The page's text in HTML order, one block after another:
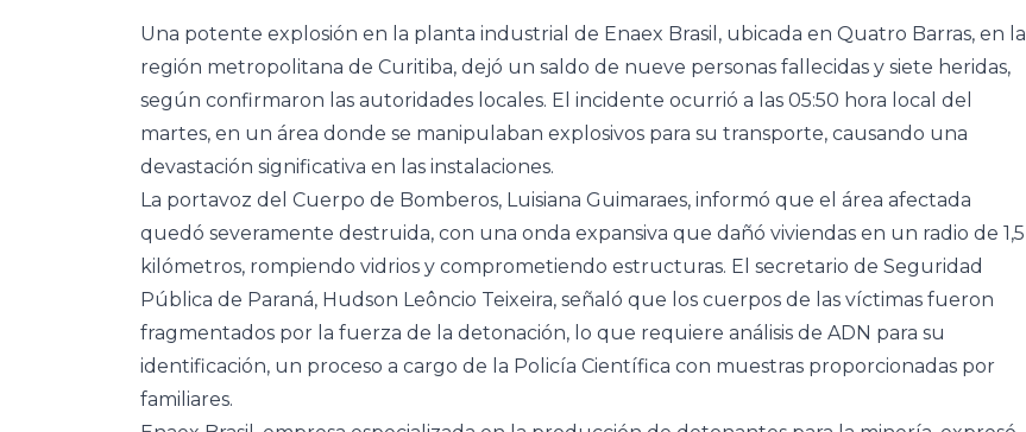
Una potente explosión en la planta industrial de Enaex Brasil, ubicada en Quatro Barras, en la
región metropolitana de Curitiba, dejó un saldo de nueve personas fallecidas y siete heridas,
según confirmaron las autoridades locales. El incidente ocurrió a las 05:50 hora local del
martes, en un área donde se manipulaban explosivos para su transporte, causando una
devastación significativa en las instalaciones.
La portavoz del Cuerpo de Bomberos, Luisiana Guimaraes, informó que el área afectada
quedó severamente destruida, con una onda expansiva que dañó viviendas en un radio de 1,5
kilómetros, rompiendo vidrios y comprometiendo estructuras. El secretario de Seguridad
Pública de Paraná, Hudson Leôncio Teixeira, señaló que los cuerpos de las víctimas fueron
fragmentados por la fuerza de la detonación, lo que requiere análisis de ADN para su
identificación, un proceso a cargo de la Policía Científica con muestras proporcionadas por
familiares.